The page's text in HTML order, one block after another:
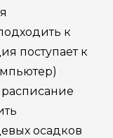
к
поступает к
осадков